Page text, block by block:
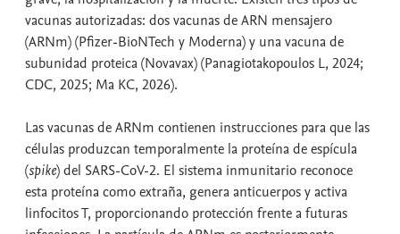
vacunas autorizadas: dos vacunas de ARN mensajero
(ARNm) (Pfizer-BioNTech y Moderna) y una vacuna de
subunidad proteica (Novavax) (Panagiotakopoulos L, 2024;
CDC, 2025; Ma KC, 2026).
Las vacunas de ARNm contienen instrucciones para que las
células produzcan temporalmente la proteína de espícula
(spike) del SARS-CoV-2. El sistema inmunitario reconoce
esta proteína como extraña, genera anticuerpos y activa
linfocitos T, proporcionando protección frente a futuras